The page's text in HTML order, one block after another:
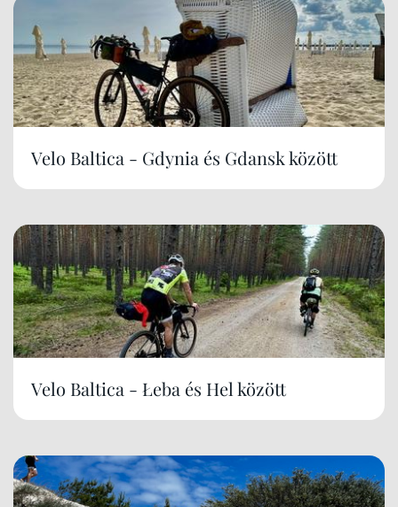
Velo Baltica - Gdynia és Gdansk között
Velo Baltica - Łeba és Hel között